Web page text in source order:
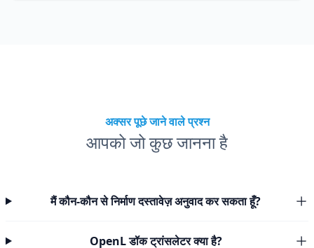
अक्सर पूछे जाने वाले प्रश्न
आपको जो कुछ जानना है
मैं कौन-कौन से निर्माण दस्तावेज़ अनुवाद कर सकता हूँ?
OpenL डॉक ट्रांसलेटर क्या है?